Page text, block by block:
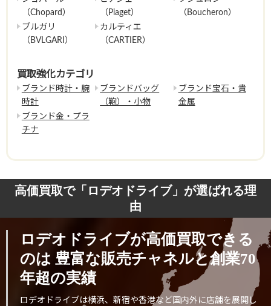
（Chopard）
（Piaget）
（Boucheron）
ブルガリ
（BVLGARI）
カルティエ
（CARTIER）
買取強化カテゴリ
ブランド時計・腕
時計
ブランドバッグ
（鞄）・小物
ブランド宝石・貴
金属
ブランド金・プラ
チナ
高価買取で「ロデオドライブ」が選ばれる理
由
ロデオドライブが高価買取できる
のは 豊富な販売チャネルと創業70
年超の実績
ロデオドライブは横浜、新宿や香港など国内外に店舗を展開し